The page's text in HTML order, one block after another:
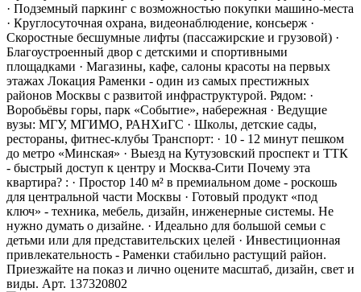
· Подземный паркинг с возможностью покупки машино-места
· Круглосуточная охрана, видеонаблюдение, консьерж ·
Скоростные бесшумные лифты (пассажирские и грузовой) ·
Благоустроенный двор с детскими и спортивными
площадками · Магазины, кафе, салоны красоты на первых
этажах Локация Раменки - один из самых престижных
районов Москвы с развитой инфраструктурой. Рядом: ·
Воробьёвы горы, парк «Событие», набережная · Ведущие
вузы: МГУ, МГИМО, РАНХиГС · Школы, детские сады,
рестораны, фитнес-клубы Транспорт: · 10 - 12 минут пешком
до метро «Минская» · Выезд на Кутузовский проспект и ТТК
- быстрый доступ к центру и Москва-Сити Почему эта
квартира? : · Простор 140 м² в премиальном доме - роскошь
для центральной части Москвы · Готовый продукт «под
ключ» - техника, мебель, дизайн, инженерные системы. Не
нужно думать о дизайне. · Идеально для большой семьи с
детьми или для представительских целей · Инвестиционная
привлекательность - Раменки стабильно растущий район.
Приезжайте на показ и лично оцените масштаб, дизайн, свет и
виды. Арт. 137320802